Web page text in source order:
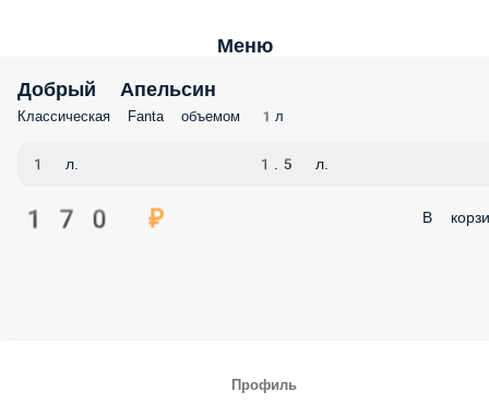
Меню
Добрый Апельсин
Классическая Fanta объемом 1л
1 л. 1.5 л.
170 ₽ В
Профиль